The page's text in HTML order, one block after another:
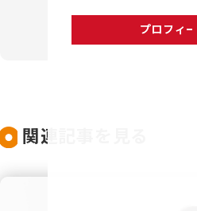
プロフィールを見る
関連記事を見る